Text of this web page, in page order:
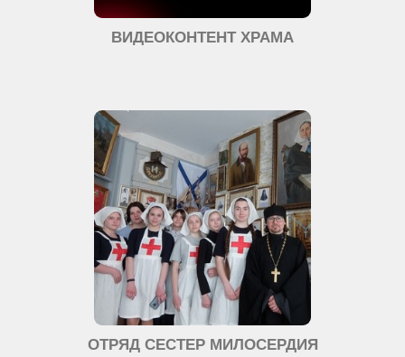
ВИДЕОКОНТЕНТ ХРАМА
ОТРЯД СЕСТЕР МИЛОСЕРДИЯ